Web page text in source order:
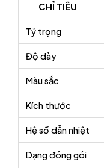
CHỈ TIÊU
Tỷ trọng
Độ dày
Màu sắc
Kích thước
Hệ số dẫn nhiệt
Dạng đóng gói